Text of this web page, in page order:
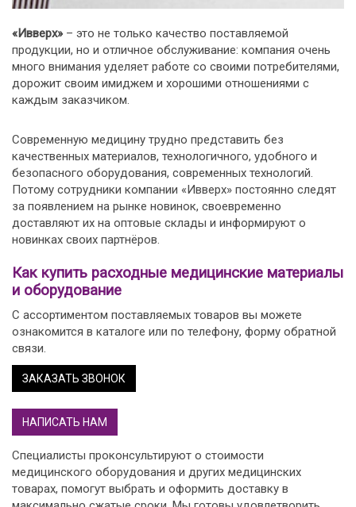
«Ивверх»– это не только качество поставляемой
продукции, но и отличное обслуживание: компания очень
много внимания уделяет работе со своими потребителями,
дорожит своим имиджем и хорошими отношениями с
каждым заказчиком.
Современную медицину трудно представить без
качественных материалов, технологичного, удобного и
безопасного оборудования, современных технологий.
Потому сотрудники компании «Ивверх» постоянно следят
за появлением на рынке новинок, своевременно
доставляют их на оптовые склады и информируют о
новинках своих партнёров.
Как купить расходные медицинские материалы
и оборудование
С ассортиментом поставляемых товаров вы можете
ознакомится в каталоге или по телефону, форму обратной
связи.
ЗАКАЗАТЬ ЗВОНОК
НАПИСАТЬ НАМ
Специалисты проконсультируют о стоимости
медицинского оборудования и других медицинских
товарах, помогут выбрать и оформить доставку в